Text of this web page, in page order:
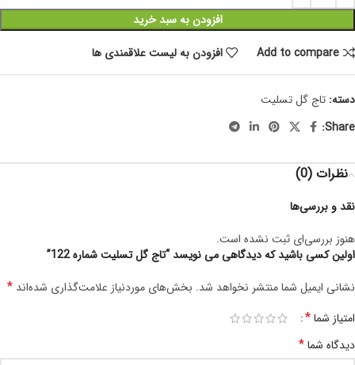
افزودن به سبد خرید
Add to compare
افزودن به لیست علاقمندی ها
دسته: تاج گل تسلیت
Share:
نظرات (0)
نقد و بررسی‌ها
هنوز بررسی‌ای ثبت نشده است.
اولین کسی باشید که دیدگاهی می نویسد “تاج گل تسلیت شماره 122”
نشانی ایمیل شما منتشر نخواهد شد. بخش‌های موردنیاز علامت‌گذاری شده‌اند *
امتیاز شما*
دیدگاه شما*